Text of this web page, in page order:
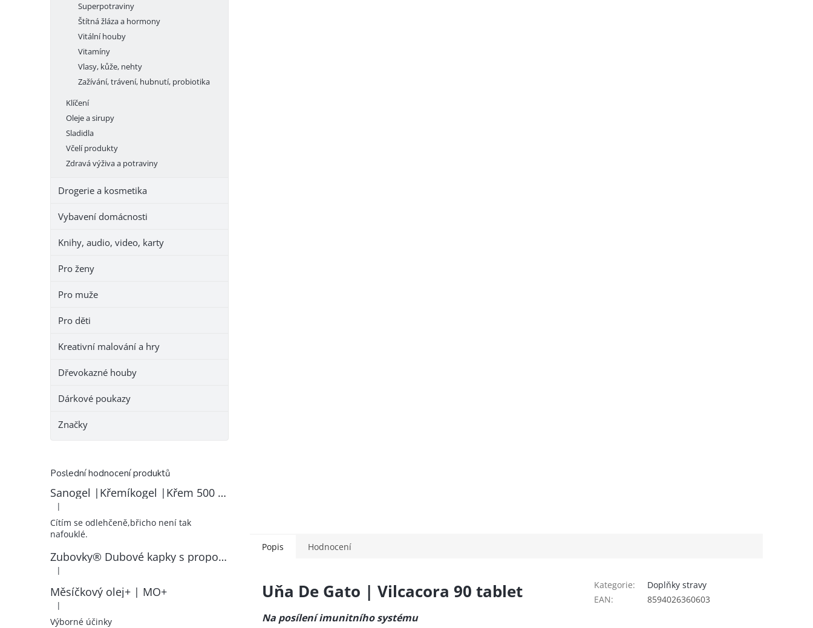
Superpotraviny
Štítná žláza a hormony
Vitální houby
Vitamíny
Vlasy, kůže, nehty
Zažívání, trávení, hubnutí, probiotika
Klíčení
Oleje a sirupy
Sladidla
Včelí produkty
Zdravá výživa a potraviny
Drogerie a kosmetika
Vybavení domácnosti
Knihy, audio, video, karty
Pro ženy
Pro muže
Pro děti
Kreativní malování a hry
Dřevokazné houby
Dárkové poukazy
Značky
Poslední hodnocení produktů
Sanogel |Křemíkogel |Křem 500 ml
Hodnocení produktu je 5 z 5 hvězdiček.
|
Cítím se odlehčeně,břicho není tak
nafouklé.
Zubovky® Dubové kapky s propolisem | RK–ZP
Hodnocení produktu je 5 z 5 hvězdiček.
|
Měsíčkový olej+ | MO+
Hodnocení produktu je 5 z 5 hvězdiček.
|
Výborné účinky
Popis Hodnocení
Uňa De Gato | Vilcacora 90 tablet
Na posílení imunitního systému
Kategorie:
Doplňky stravy
EAN: 8594026360603